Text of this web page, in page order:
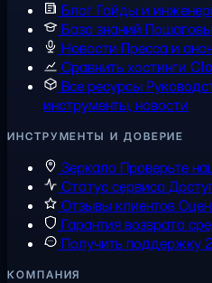
Блог Гайды и
База знаний
Новости Пресса и
Сравнить хостинги
Все ресурсы
инструменты, новости
ИНСТРУМЕНТЫ И ДОВЕРИЕ
Зеркало Проверьте
Статус сервиса
Отзывы клиентов
Гарантия возврата
Получить поддержку
КОМПАНИЯ